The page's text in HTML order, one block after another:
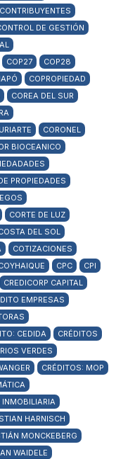
CONTRIBUYENTES
DE GESTIÓN
COP27
COP28
COPROPIEDAD
COREA DEL SUR
CORONEL
BIOCEANICO
PROPIEDADES
CORTE DE LUZ
DEL SOL
COTIZACIONES
CPC
CPI
CREDICORP CAPITAL
EMPRESAS
CEDIDA
CRÉDITOS
VERDES
CRÉDITOS: MOP
INMOBILIARIA
HARNISCH
MONCKEBERG
WAIDELE